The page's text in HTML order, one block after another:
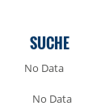
SUCHE
No Data
No Data